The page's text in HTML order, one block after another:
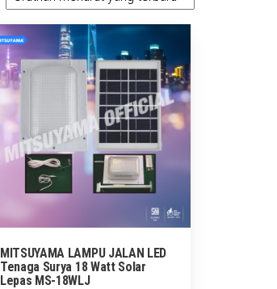
MITSUYAMA LAMPU JALAN LED
Tenaga Surya 18 Watt Solar
Lepas MS-18WLJ